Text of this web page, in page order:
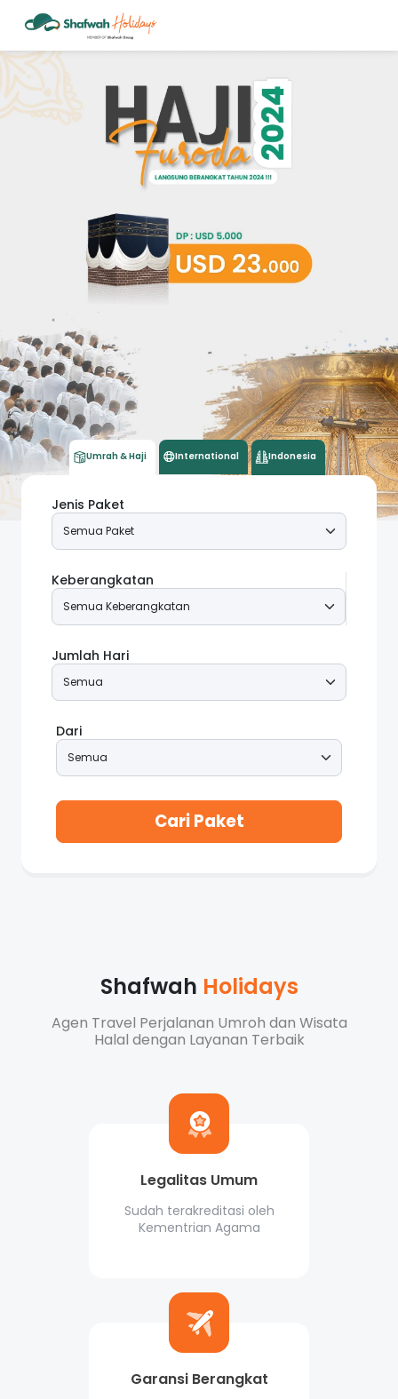
Umrah & Haji International Indonesia
Jenis Paket
Keberangkatan
Jumlah Hari
Dari
Cari Paket
Shafwah Holidays
Agen Travel Perjalanan Umroh dan Wisata
Halal dengan Layanan Terbaik
Legalitas Umum
Sudah terakreditasi oleh
Kementrian Agama
Garansi Berangkat